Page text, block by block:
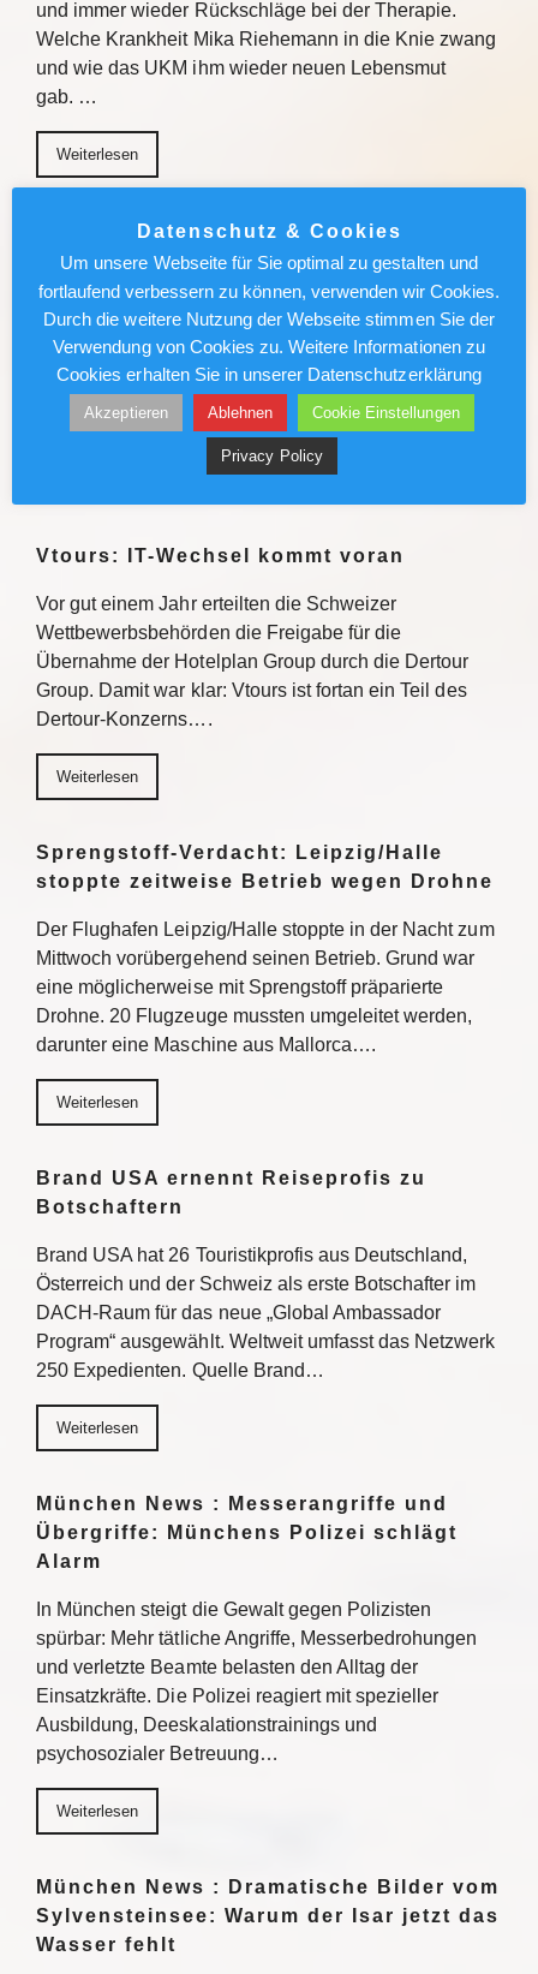
und immer wieder Rückschläge bei der Therapie.
Welche Krankheit Mika Riehemann in die Knie zwang
und wie das UKM ihm wieder neuen Lebensmut
gab. …
Weiterlesen
Ägypten: Sheraton Soma Bay Resort
umfassend renoviert
Das Sheraton Soma Bay Resort hat die umfassende
Modernisierung abgeschlossen. Alle 326 Zimmer
sowie Lobby und Restaurants des Fünf-Sterne-
Hauses in Ägypten wurden neu gestaltet. Quelle Das
Sheraton Soma Bay Resort hat…
Vtours: IT-Wechsel kommt voran
Vor gut einem Jahr erteilten die Schweizer
Wettbewerbsbehörden die Freigabe für die
Übernahme der Hotelplan Group durch die Dertour
Group. Damit war klar: Vtours ist fortan ein Teil des
Dertour-Konzerns….
Weiterlesen
Sprengstoff-Verdacht: Leipzig/Halle
stoppte zeitweise Betrieb wegen Drohne
Der Flughafen Leipzig/Halle stoppte in der Nacht zum
Mittwoch vorübergehend seinen Betrieb. Grund war
eine möglicherweise mit Sprengstoff präparierte
Drohne. 20 Flugzeuge mussten umgeleitet werden,
darunter eine Maschine aus Mallorca….
Weiterlesen
Brand USA ernennt Reiseprofis zu
Botschaftern
Brand USA hat 26 Touristikprofis aus Deutschland,
Österreich und der Schweiz als erste Botschafter im
DACH-Raum für das neue „Global Ambassador
Program“ ausgewählt. Weltweit umfasst das Netzwerk
250 Expedienten. Quelle Brand…
Weiterlesen
München News : Messerangriffe und
Übergriffe: Münchens Polizei schlägt
Alarm
In München steigt die Gewalt gegen Polizisten
spürbar: Mehr tätliche Angriffe, Messerbedrohungen
und verletzte Beamte belasten den Alltag der
Einsatzkräfte. Die Polizei reagiert mit spezieller
Ausbildung, Deeskalationstrainings und
psychosozialer Betreuung…
Weiterlesen
München News : Dramatische Bilder vom
Sylvensteinsee: Warum der Isar jetzt das
Wasser fehlt
Datenschutz & Cookies
Um unsere Webseite für Sie optimal zu gestalten und
fortlaufend verbessern zu können, verwenden wir Cookies.
Durch die weitere Nutzung der Webseite stimmen Sie der
Verwendung von Cookies zu. Weitere Informationen zu
Cookies erhalten Sie in unserer Datenschutzerklärung
Akzeptieren Ablehnen Cookie Einstellungen
Privacy Policy